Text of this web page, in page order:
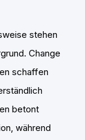
stehen
Change
schaffen
betont
während